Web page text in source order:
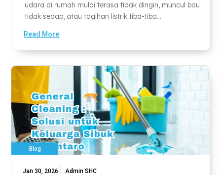
udara di rumah mulai terasa tidak dingin, muncul bau
tidak sedap, atau tagihan listrik tiba-tiba...
Read More
Blog
Jan 30, 2026 Admin SHC